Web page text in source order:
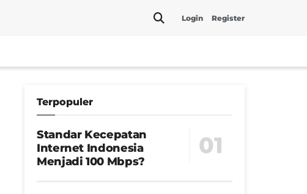
Login Register
Terpopuler
Standar Kecepatan
Internet Indonesia
Menjadi 100 Mbps?